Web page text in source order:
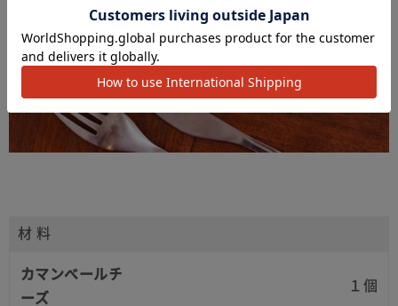
材 料
カマンベールチ
ーズ
１個